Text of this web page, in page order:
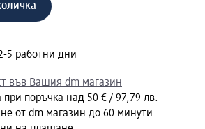
5 работни дни
във Вашия dm магазин
при поръчка над 50 € / 97,79 лв.
от dm магазин до 60 минути.